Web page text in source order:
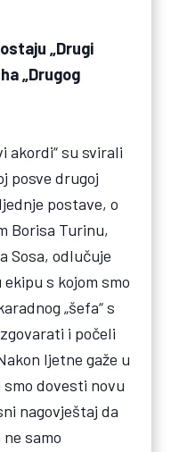
„Drugi
„Drugog
akordi“ su svirali
posve drugoj
postave, o
Borisa Turinu,
Sosa, odlučuje
s kojom smo
„šefa“ s
i počeli
ljetne gaže u
smo dovesti novu
nagovještaj da
samo